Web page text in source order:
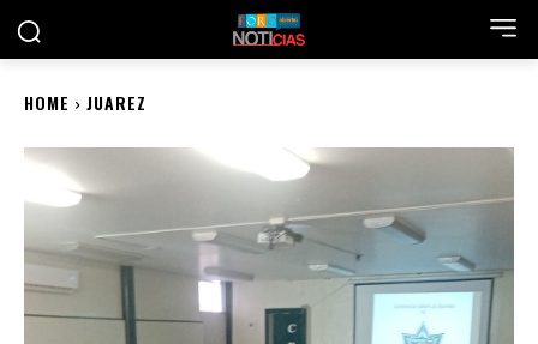
HOME JUAREZ